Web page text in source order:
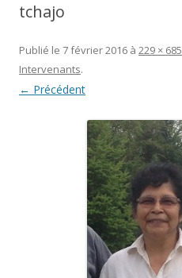
tchajo
Publié le 7 février 2016 à 229 × 685
Intervenants.
← Précédent